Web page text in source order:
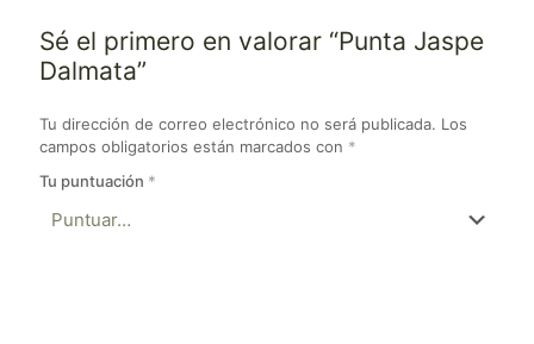
Sé el primero en valorar “Punta Jaspe
Dalmata”
Tu dirección de correo electrónico no será publicada. Los
campos obligatorios están marcados con *
Tu puntuación *